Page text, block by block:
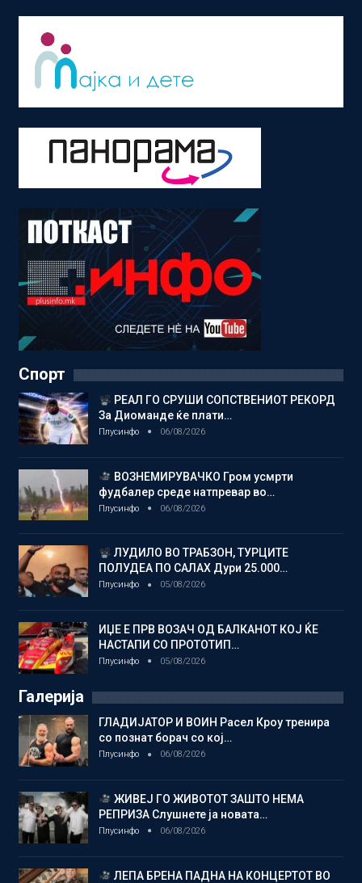
Спорт
РЕАЛ ГО СРУШИ СОПСТВЕНИОТ РЕКОРД
За Диоманде ќе плати…
Плусинфо 06/08/2026
ВОЗНЕМИРУВАЧКО Гром усмрти
фудбалер среде натпревар во…
Плусинфо 06/08/2026
ЛУДИЛО ВО ТРАБЗОН, ТУРЦИТЕ
ПОЛУДЕА ПО САЛАХ Дури 25.000…
Плусинфо 05/08/2026
ИЏЕ Е ПРВ ВОЗАЧ ОД БАЛКАНОТ КОЈ ЌЕ
НАСТАПИ СО ПРОТОТИП…
Плусинфо 05/08/2026
Галерија
ГЛАДИЈАТОР И ВОИН Расел Кроу тренира
со познат борач со кој…
Плусинфо 06/08/2026
ЖИВЕЈ ГО ЖИВОТОТ ЗАШТО НЕМА
РЕПРИЗА Слушнете ја новата…
Плусинфо 06/08/2026
ЛЕПА БРЕНА ПАДНА НА КОНЦЕРТОТ ВО